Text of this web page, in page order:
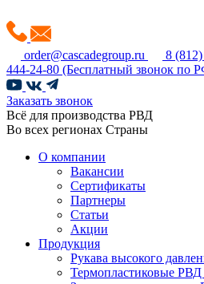
order@cascadegroup.ru 8
444-24-80 (Бесплатный звонок по
Заказать звонок
Всё для производства РВД
Во всех регионах Страны
О компании
Вакансии
Сертификаты
Партнеры
Статьи
Акции
Продукция
Рукава высокого
Термопластиковые РВД